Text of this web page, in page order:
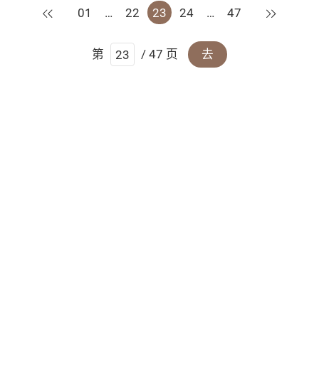
上一页
01 … 22 23 24 … 47 下一页
第 / 47 页 去